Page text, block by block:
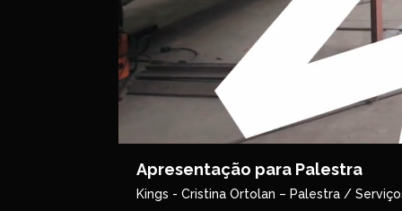
Apresentação para Palestra
Kings - Cristina Ortolan – Palestra /